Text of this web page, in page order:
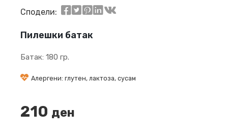
Сподели:
Пилешки батак
Батак: 180 гр.
Алергени: глутен, лактоза, сусам
210 ден